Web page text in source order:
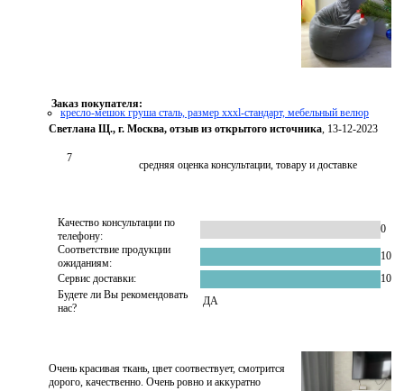
Заказ покупателя:
кресло-мешок груша сталь, размер xххl-стандарт, мебельный велюр
Светлана Щ., г. Москва, отзыв из открытого источника, 13-12-2023
7
средняя оценка консультации, товару и доставке
Качество консультации по
телефону:
0
Соответствие продукции
ожиданиям:
10
Сервис доставки:
10
Будете ли Вы рекомендовать
нас?
ДА
Очень красивая ткань, цвет соотвествует, смотрится
дорого, качественно. Очень ровно и аккуратно